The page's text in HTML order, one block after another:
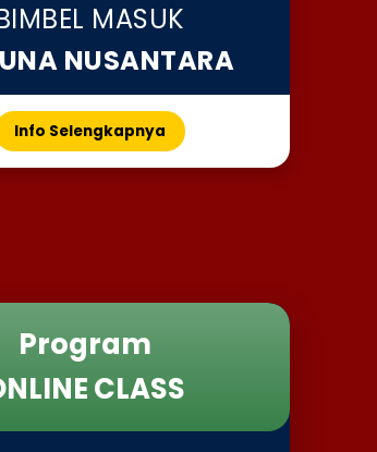
MASUK
NUSANTARA
Info Selengkapnya
Program
CLASS